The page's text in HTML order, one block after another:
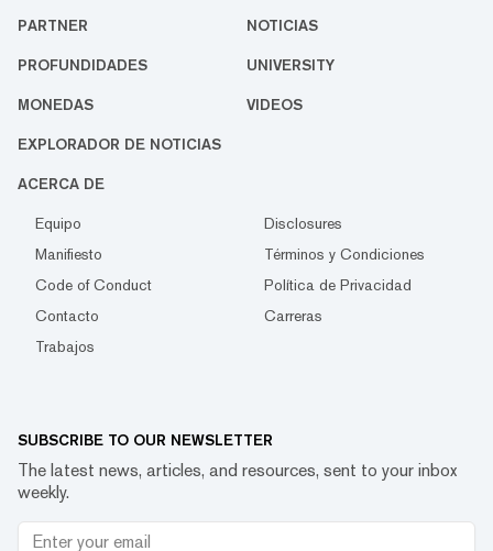
PARTNER NOTICIAS
PROFUNDIDADES UNIVERSITY
MONEDAS VIDEOS
EXPLORADOR DE NOTICIAS
ACERCA DE
Equipo
Disclosures
Manifiesto
Términos y Condiciones
Code of Conduct
Política de Privacidad
Contacto
Carreras
Trabajos
SUBSCRIBE TO OUR NEWSLETTER
The latest news, articles, and resources, sent to your inbox
weekly.